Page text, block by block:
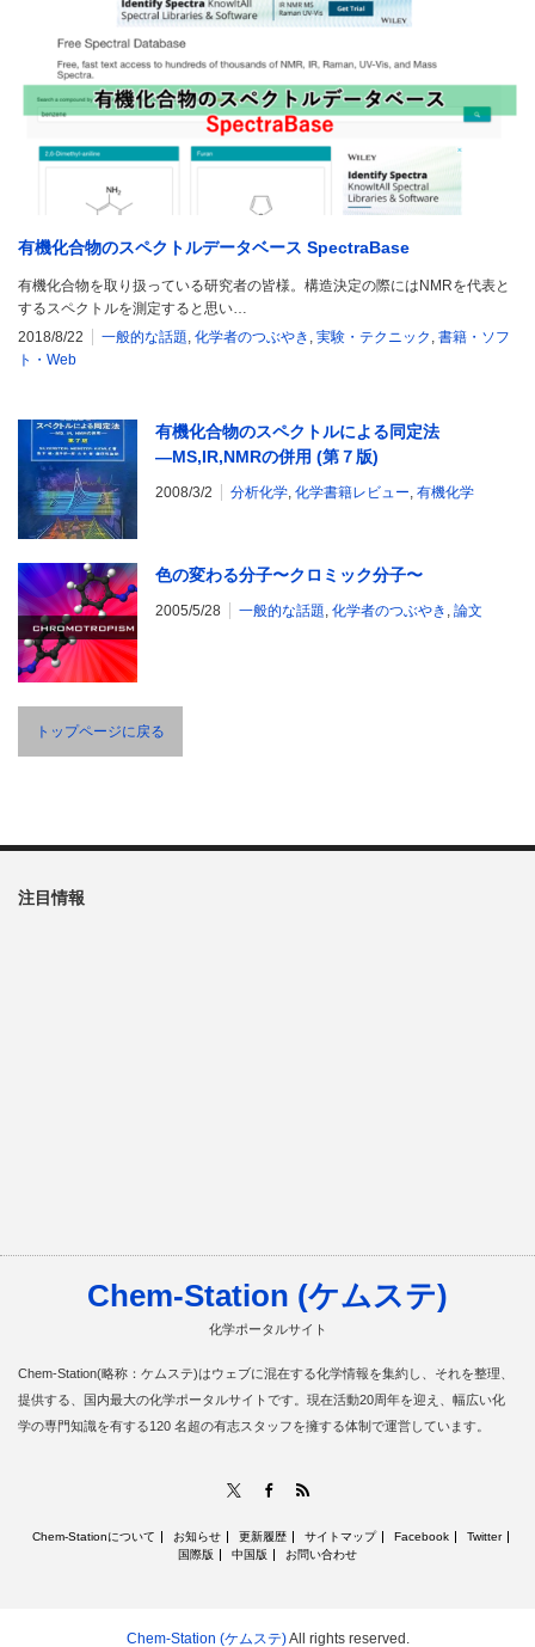
有機化合物のスペクトルデータベース SpectraBase
有機化合物を取り扱っている研究者の皆様。構造決定の際にはNMRを代表と
するスペクトルを測定すると思い…
2018/8/22
一般的な話題, 化学者のつぶやき , 実験・テクニック , 書籍・ソフ
ト・Web
有機化合物のスペクトルによる同定法
―MS,IR,NMRの併用 (第７版)
2008/3/2 分析化学, 化学書籍レビュー, 有機化学
色の変わる分子〜クロミック分子〜
2005/5/28 一般的な話題, 化学者のつぶやき , 論文
トップページに戻る
注目情報
Chem-Station (ケムステ)
化学ポータルサイト
Chem-Station(略称：ケムステ)はウェブに混在する化学情報を集約し、それを整理、
提供する、国内最大の化学ポータルサイトです。現在活動20周年を迎え、幅広い化
学の専門知識を有する120 名超の有志スタッフを擁する体制で運営しています。
Facebook
Chem-Stationについて お知らせ 更新履歴 サイトマップ Facebook
Twitter
国際版
中国版 お問い合わせ
Chem-Station (ケムステ)All rights reserved.